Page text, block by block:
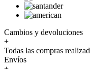
Cambios y devoluciones
+
Todas las compras
Envíos